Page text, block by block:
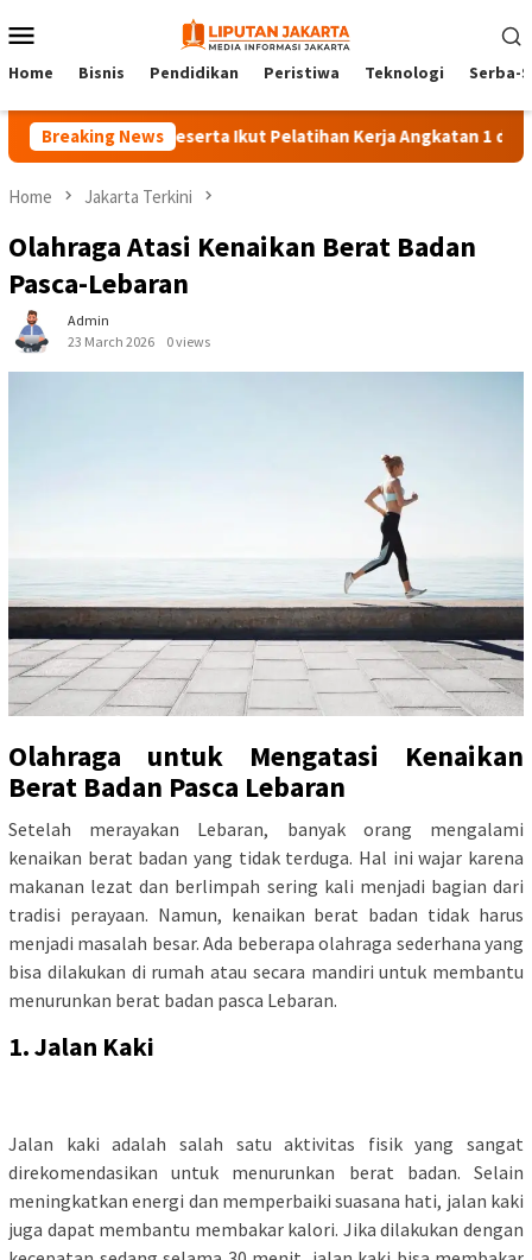
to
Menu
Home Bisnis Pendidikan Peristiwa Teknologi Serba-
Breaking News
140 Peserta Ikut Pelatihan Kerja Angkatan 1 di PPKD Jaksel
Home Jakarta Terkini
Olahraga Atasi Kenaikan Berat Badan
Pasca-Lebaran
Admin
23 March 2026
0 views
Olahraga untuk Mengatasi Kenaikan
Berat Badan Pasca Lebaran
Setelah merayakan Lebaran, banyak orang mengalami
kenaikan berat badan yang tidak terduga. Hal ini wajar karena
makanan lezat dan berlimpah sering kali menjadi bagian dari
tradisi perayaan. Namun, kenaikan berat badan tidak harus
menjadi masalah besar. Ada beberapa olahraga sederhana yang
bisa dilakukan di rumah atau secara mandiri untuk membantu
menurunkan berat badan pasca Lebaran.
1. Jalan Kaki
Jalan kaki adalah salah satu aktivitas fisik yang sangat
direkomendasikan untuk menurunkan berat badan. Selain
meningkatkan energi dan memperbaiki suasana hati, jalan kaki
juga dapat membantu membakar kalori. Jika dilakukan dengan